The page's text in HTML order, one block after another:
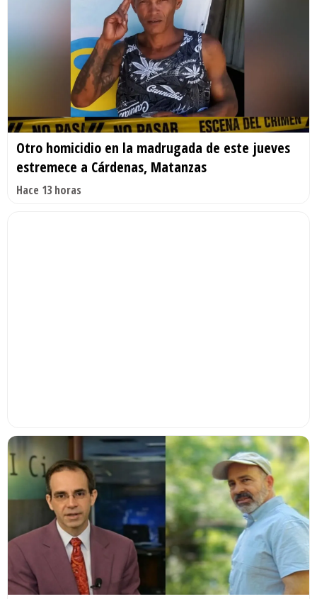
Otro homicidio en la madrugada de este jueves
estremece a Cárdenas, Matanzas
Hace 13 horas